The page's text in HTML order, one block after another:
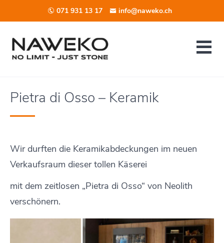
071 931 13 17 info@naweko.ch
Pietra di Osso – Keramik
Wir durften die Keramikabdeckungen im neuen
Verkaufsraum dieser tollen Käserei
mit dem zeitlosen „Pietra di Osso“ von Neolith
verschönern.